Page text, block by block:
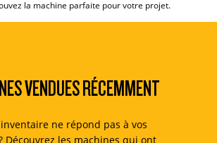
la machine parfaite pour votre projet.
VENDUES RÉCEMMENT
ne répond pas à vos
Découvrez les machines qui ont